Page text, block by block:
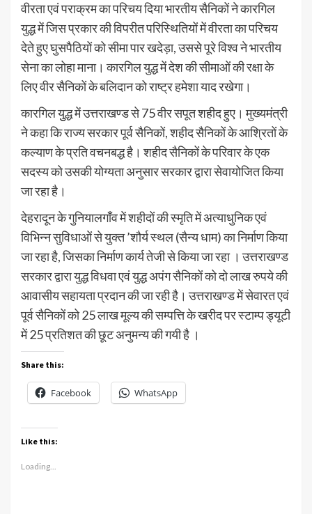
वीरता एवं पराक्रम का परिचय दिया भारतीय सैनिकों ने कारगिल
युद्ध में जिस प्रकार की विपरीत परिस्थितियों में वीरता का परिचय
देते हुए घुसपैठियों को सीमा पार खदेड़ा, उससे पूरे विश्व ने भारतीय
सेना का लोहा माना। कारगिल युद्ध में देश की सीमाओं की रक्षा के
लिए वीर सैनिकों के बलिदान को राष्ट्र हमेशा याद रखेगा।
कारगिल युुद्ध में उत्तराखण्ड से 75 वीर सपूत शहीद हुए। मुख्यमंत्री
ने कहा कि राज्य सरकार पूर्व सैनिकों, शहीद सैनिकों के आश्रितों के
कल्याण के प्रति वचनबद्ध है। शहीद सैनिकों के परिवार के एक
सदस्य को उसकी योग्यता अनुसार सरकार द्वारा सेवायोजित किया
जा रहा है।
देहरादून के गुनियालगाँव में शहीदों की स्मृति में अत्याधुनिक एवं
विभिन्न सुविधाओं से युक्त ’शौर्य स्थल (सैन्य धाम) का निर्माण किया
जा रहा है, जिसका निर्माण कार्य तेजी से किया जा रहा । उत्तराखण्ड
सरकार द्वारा युद्ध विधवा एवं युद्ध अपंग सैनिकों को दो लाख रुपये की
आवासीय सहायता प्रदान की जा रही है। उत्तराखण्ड में सेवारत एवं
पूर्व सैनिकों को 25 लाख मूल्य की सम्पत्ति के खरीद पर स्टाम्प ड्यूटी
में 25 प्रतिशत की छूट अनुमन्य की गयी है ।
Share this:
Facebook WhatsApp
Like this:
Loading...